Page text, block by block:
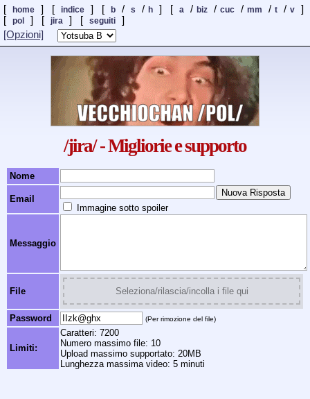
[ home ] [ indice ] [ b / s / h ] [ a / biz / cuc / mm / t / v
]
[
pol ] [ jira ] [ seguiti
]
[Opzioni]
/jira/ - Migliorie e supporto
Nome
Email
Immagine sotto spoiler
Messaggio
File Seleziona/rilascia/incolla i file qui
Password (Per rimozione del file)
Limiti:
Caratteri: 7200
Numero massimo file: 10
Upload massimo supportato: 20MB
Lunghezza massima video: 5 minuti